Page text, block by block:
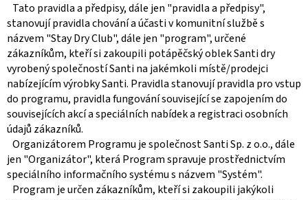
Tato pravidla a předpisy, dále jen "pravidla a předpisy",
stanovují pravidla chování a účasti v komunitní službě s
názvem "Stay Dry Club", dále jen "program", určené
zákazníkům, kteří si zakoupili potápěčský oblek Santi dry
vyrobený společností Santi na jakémkoli místě/prodejci
nabízejícím výrobky Santi. Pravidla stanovují pravidla pro vstup
do programu, pravidla fungování související se zapojením do
souvisejících akcí a speciálních nabídek a registraci osobních
údajů zákazníků.
Organizátorem Programu je společnost Santi Sp. z o.o., dále
jen "Organizátor", která Program spravuje prostřednictvím
speciálního informačního systému s názvem "Systém".
Program je určen zákazníkům, kteří si zakoupili jakýkoli